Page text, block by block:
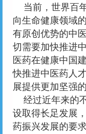
当前，世界百
向生命健康领域
有原创优势的中
切需要加快推进
医药在健康中国
快推进中医药人
展提供更加坚强
经过近年来的
设取得长足发展
药振兴发展的要